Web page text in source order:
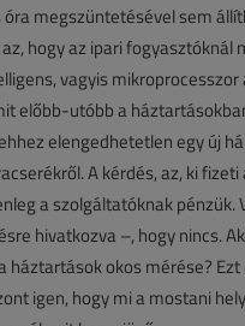
megszüntetésével sem
hogy az ipari fogyasztóknál
vagyis mikroprocesszor
előbb-utóbb a
elengedhetetlen egy új
A kérdés, az, ki fizeti
a szolgáltatóknak pénzük.
hivatkozva –, hogy nincs.
háztartások okos mérése?
igen, hogy mi a mostani